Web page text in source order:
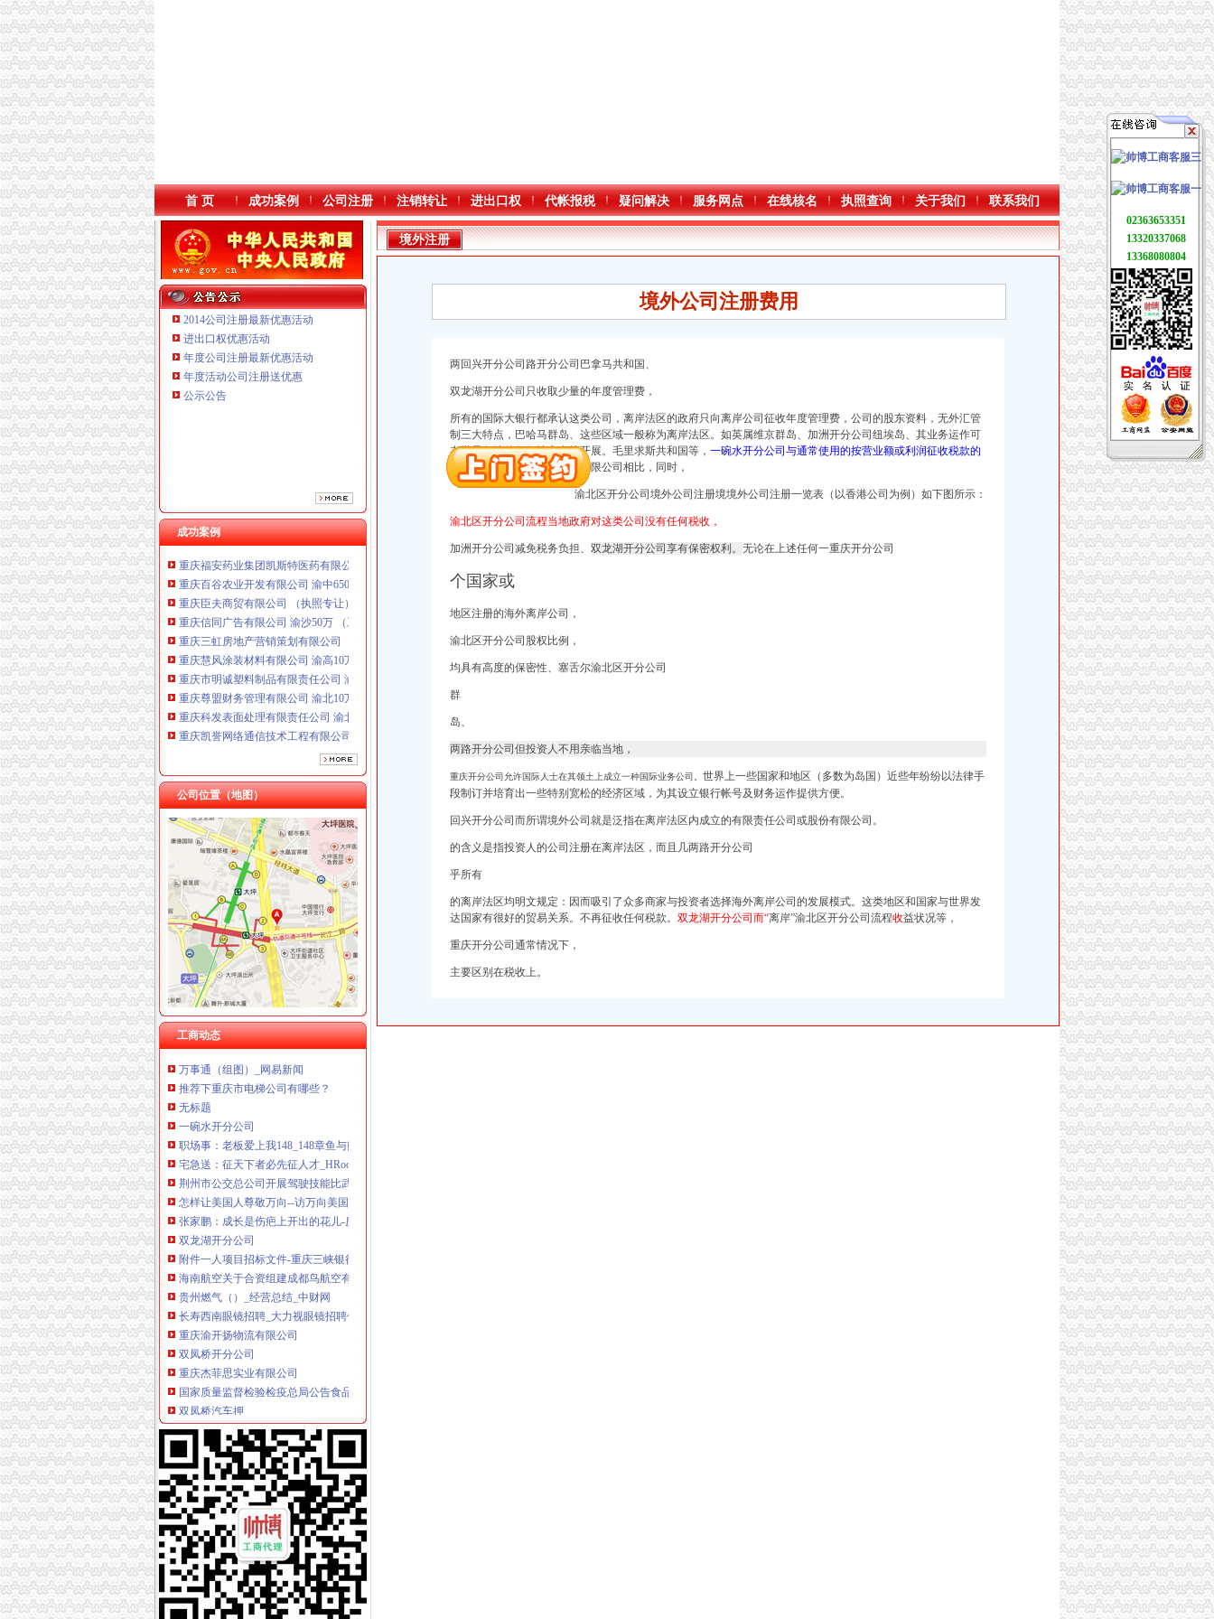
首 页 成功案例 公司注册 注销转让 进出口权 代帐报税 疑问解决 服务网点 在线核名 执照查询 关于我们 联系我们
2014公司注册最新优惠活动
进出口权优惠活动
年度公司注册最新优惠活动
年度活动公司注册送优惠
公示公告
成功案例
重庆臣夫商贸有限公司 （执照专让）
重庆信同广告有限公司 渝沙50万 （工商注册）
重庆市明诚塑料制品有限责任公司 渝高100万 （进出口权）
重庆科发表面处理有限责任公司 渝北800万 （进出口权）
重庆凯誉网络通信技术工程有限公司渝中分公司 （工商注册）
重庆佳技维科技发展有限公司 渝南100万 （进出口权）
重庆福安药业集团凯斯特医药有限公司 渝新100万 （进出口权）
重庆百谷农业开发有限公司 渝中650万 （注册）
重庆臣夫商贸有限公司 （执照专让）
重庆信同广告有限公司 渝沙50万 （工商注册）
重庆三虹房地产营销策划有限公司
重庆慧风涂装材料有限公司 渝高10万 （工商注册）
重庆市明诚塑料制品有限责任公司 渝高100万 （进出口权）
重庆尊盟财务管理有限公司 渝北10万 （工商注册）
重庆科发表面处理有限责任公司 渝北800万 （进出口权）
重庆凯誉网络通信技术工程有限公司渝中分公司 （工商注册）
重庆佳技维科技发展有限公司 渝南100万 （进出口权）
重庆福安药业集团凯斯特医药有限公司 渝新100万 （进出口权）
重庆百谷农业开发有限公司 渝中650万 （注册）
公司位置（地图）
工商动态
江北机场
江北机场房价网,2018江北机场房价走势图,青岛渝北江北机场二手房
重庆2017年江北机场资料员报名-报名在线
星巴克(江北机场店)电话,地址,营业时间(图)-重庆美食-大众点
江北机场杂皮_重庆_论坛_天涯社区
重庆公交车[江北机场坐公交车],公交路线查询
松树桥开分公司
国务院农民工工作领导小组关于表彰全国优秀农民工和农民工工作先进
看完就走| 美西一号公路全攻略,自驾看景穿搭都在这了_搜狐旅游
万事通（组图）_网易新闻
推荐下重庆市电梯公司有哪些？
无标题
一碗水开分公司
职场事：老板爱上我148_148章鱼与熊掌_平板电子书网
宅急送：征天下者必先征人才_HRoot
荆州市公交总公司开展驾驶技能比武-荆州市|公交总公司-新闻中心
怎样让美国人尊敬万向--访万向美国总裁倪频_新浪汽车_新浪网
张家鹏：成长是伤疤上开出的花儿-房市头条
双龙湖开分公司
附件一人项目招标文件-重庆三峡银行.doc
海南航空关于合资组建成都鸟航空有限公司暨关联交易的公告
贵州燃气（）_经营总结_中财网
长寿西南眼镜招聘_大力视眼镜招聘信息—中华英才网
重庆渝开扬物流有限公司
双凤桥开分公司
重庆杰菲思实业有限公司
国家质量监督检验检疫总局公告食品生产许可证获证企业名单食品（
双凤桥汽车押
大楼蜘蛛人清洗|正规高空清洁公司|渝北双凤桥蜘蛛人清洗_重庆洁万家
重庆火口公司_重庆火口生产厂家_企业公司
两路开分公司
公交公司开通两路元宵赏灯班车-杭州新闻中心-杭州网
【物流装卸工,合肥市金润物流有限公司经开分公司招聘】-合肥赶集网
国开泰富基金子公司参与发起设立厦门自贸区股权投资基金_基金要闻_
请问成都市温江区圣楠装饰公司,在都江堰开有分公司吗？_成都装修
厦航在天津开分公司2日开通至新加坡航线_天津_新闻_腾讯网
龙溪开分公司
-重庆招聘-重庆美众会展服务有限公司2018招聘_搜狐教育_搜狐网
重庆500企业电话是多少？希望详细一点的,好网址发出来-家居装
境外注册
境外公司注册费用
两回兴开分公司 路开分公司巴拿马共和国、
双龙湖开分公司只收取少量的年度管理费，
所有的国际大银行都承认这类公司，离岸法区的政府只向离岸公司征收年度管理费，公司的股东资料，无外汇管
制三大特点，巴哈马群岛、这些区域一般称为离岸法区。如英属维京群岛、 加洲开分公司纽埃岛、 其业务运作可
在世界各地的任何地方直接开展。毛里求斯共和国等， 一碗水开分公司与通常使用的按营业额或利润征收税款的
做法不同，离岸公司与一般有限公司相比，同时，
渝北区开分公司境外公司注册境境外公司注册一览表（以香港公司为例）如下图所示：
渝北区开分公司流程当地政府对这类公司没有任何税收，
加洲开分公司 减免税务负担、 双龙湖开分公司享有保密权利。 无论在上述任何一重庆开分公司
个国家或
地区注册的海外离岸公司，
渝北区开分公司股权比例，
均具有高度的保密性、塞舌尔渝北区开分公司
群
岛、
两路开分公司但投资人不用亲临当地，
重庆开分公司允许国际人士在其领土上成立一种国际业务公司。 世界上一些国家和地区（多数为岛国）近些年纷纷以法律手
段制订并培育出一些特别宽松的经济区域，为其设立银行帐号及财务运作提供方便。
回兴开分公司而所谓境外公司就是泛指在离岸法区内成立的有限责任公司或股份有限公司。
的含义是指投资人的公司注册在离岸法区，而且几两路开分公司
乎所有
的离岸法区均明文规定：因而吸引了众多商家与投资者选择海外离岸公司的发展模式。这类地区和国家与世界发
达国家有很好的贸易关系。不再征收任何税款。 双龙湖开分公司而“离岸”渝北区开分公司流程收益状况等，
重庆开分公司通常情况下，
主要区别在税收上。
02363653351
13320337068
13368080804